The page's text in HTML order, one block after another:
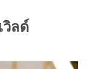
วิลด์